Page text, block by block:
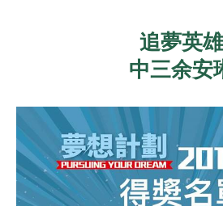
追夢英雄
中三余安